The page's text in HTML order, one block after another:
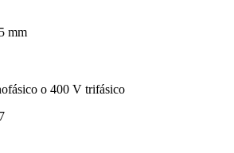
mm
o 400 V trifásico